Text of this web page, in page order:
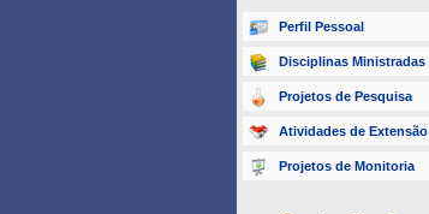
Perfil Pessoal
Disciplinas Ministradas
Projetos de Pesquisa
Atividades de Extensão
Projetos de Monitoria